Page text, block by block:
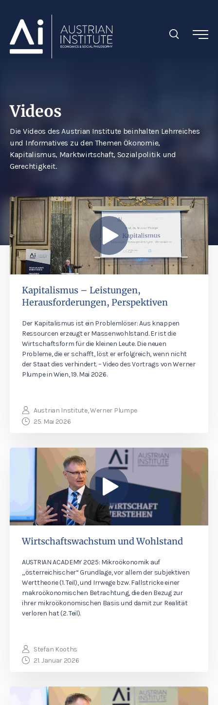
Videos
Die Videos des Austrian Institute beinhalten Lehrreiches
und Informatives zu den Themen Ökonomie,
Kapitalismus, Marktwirtschaft, Sozialpolitik und
Gerechtigkeit.
Kapitalismus – Leistungen,
Herausforderungen, Perspektiven
Der Kapitalismus ist ein Problemlöser: Aus knappen
Ressourcen erzeugt er Massenwohlstand. Er ist die
Wirtschaftsform für die kleinen Leute. Die neuen
Probleme, die er schafft, löst er erfolgreich, wenn nicht
der Staat dies verhindert. – Video des Vortrags von Werner
Plumpe in Wien, 19. Mai 2026.
Austrian Institute, Werner Plumpe
25. Mai 2026
Wirtschaftswachstum und Wohlstand
AUSTRIAN ACADEMY 2025: Mikroökonomik auf
„österreichischer“ Grundlage, vor allem der subjektiven
Werttheorie (1. Teil), und Irrwege bzw. Fallstricke einer
makroökonomischen Betrachtung, die den Bezug zur
ihrer mikroökonomischen Basis und damit zur Realität
verloren hat (2. Teil).
Stefan Kooths
21. Januar 2026